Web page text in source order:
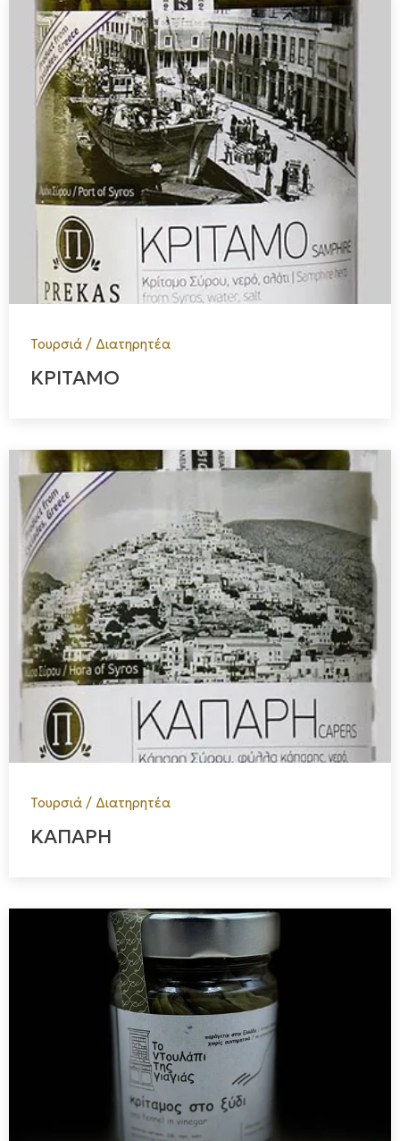
Τουρσιά / Διατηρητέα
ΚΡΙΤΑΜΟ
Τουρσιά / Διατηρητέα
ΚΑΠΑΡΗ